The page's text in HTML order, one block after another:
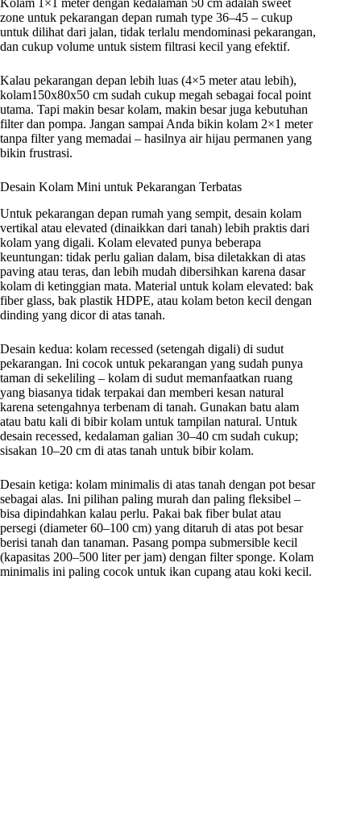
zone untuk pekarangan depan rumah type 36–45 – cukup
untuk dilihat dari jalan, tidak terlalu mendominasi pekarangan,
dan cukup volume untuk sistem filtrasi kecil yang efektif.
Kalau pekarangan depan lebih luas (4×5 meter atau lebih),
kolam150x80x50 cm sudah cukup megah sebagai focal point
utama. Tapi makin besar kolam, makin besar juga kebutuhan
filter dan pompa. Jangan sampai Anda bikin kolam 2×1 meter
tanpa filter yang memadai – hasilnya air hijau permanen yang
bikin frustrasi.
Desain Kolam Mini untuk Pekarangan Terbatas
Untuk pekarangan depan rumah yang sempit, desain kolam
vertikal atau elevated (dinaikkan dari tanah) lebih praktis dari
kolam yang digali. Kolam elevated punya beberapa
keuntungan: tidak perlu galian dalam, bisa diletakkan di atas
paving atau teras, dan lebih mudah dibersihkan karena dasar
kolam di ketinggian mata. Material untuk kolam elevated: bak
fiber glass, bak plastik HDPE, atau kolam beton kecil dengan
dinding yang dicor di atas tanah.
Desain kedua: kolam recessed (setengah digali) di sudut
pekarangan. Ini cocok untuk pekarangan yang sudah punya
taman di sekeliling – kolam di sudut memanfaatkan ruang
yang biasanya tidak terpakai dan memberi kesan natural
karena setengahnya terbenam di tanah. Gunakan batu alam
atau batu kali di bibir kolam untuk tampilan natural. Untuk
desain recessed, kedalaman galian 30–40 cm sudah cukup;
sisakan 10–20 cm di atas tanah untuk bibir kolam.
Desain ketiga: kolam minimalis di atas tanah dengan pot besar
sebagai alas. Ini pilihan paling murah dan paling fleksibel –
bisa dipindahkan kalau perlu. Pakai bak fiber bulat atau
persegi (diameter 60–100 cm) yang ditaruh di atas pot besar
berisi tanah dan tanaman. Pasang pompa submersible kecil
(kapasitas 200–500 liter per jam) dengan filter sponge. Kolam
minimalis ini paling cocok untuk ikan cupang atau koki kecil.